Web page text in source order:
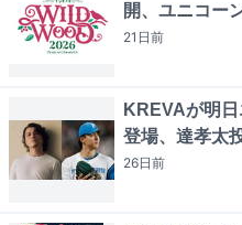
開、ユニコー
21日前
KREVAが明
登場、達孝太
26日前